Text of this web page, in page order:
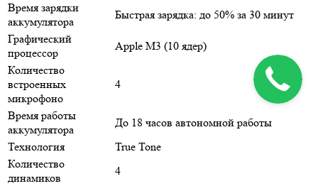
Время зарядки
аккумулятора
Быстрая зарядка: до 50% за 30 минут
Графический
процессор
Apple M3 (10 ядер)
Количество
встроенных
микрофоно
4
Время работы
аккумулятора
До 18 часов автономной работы
Технология
True Tone
Количество
динамиков
4